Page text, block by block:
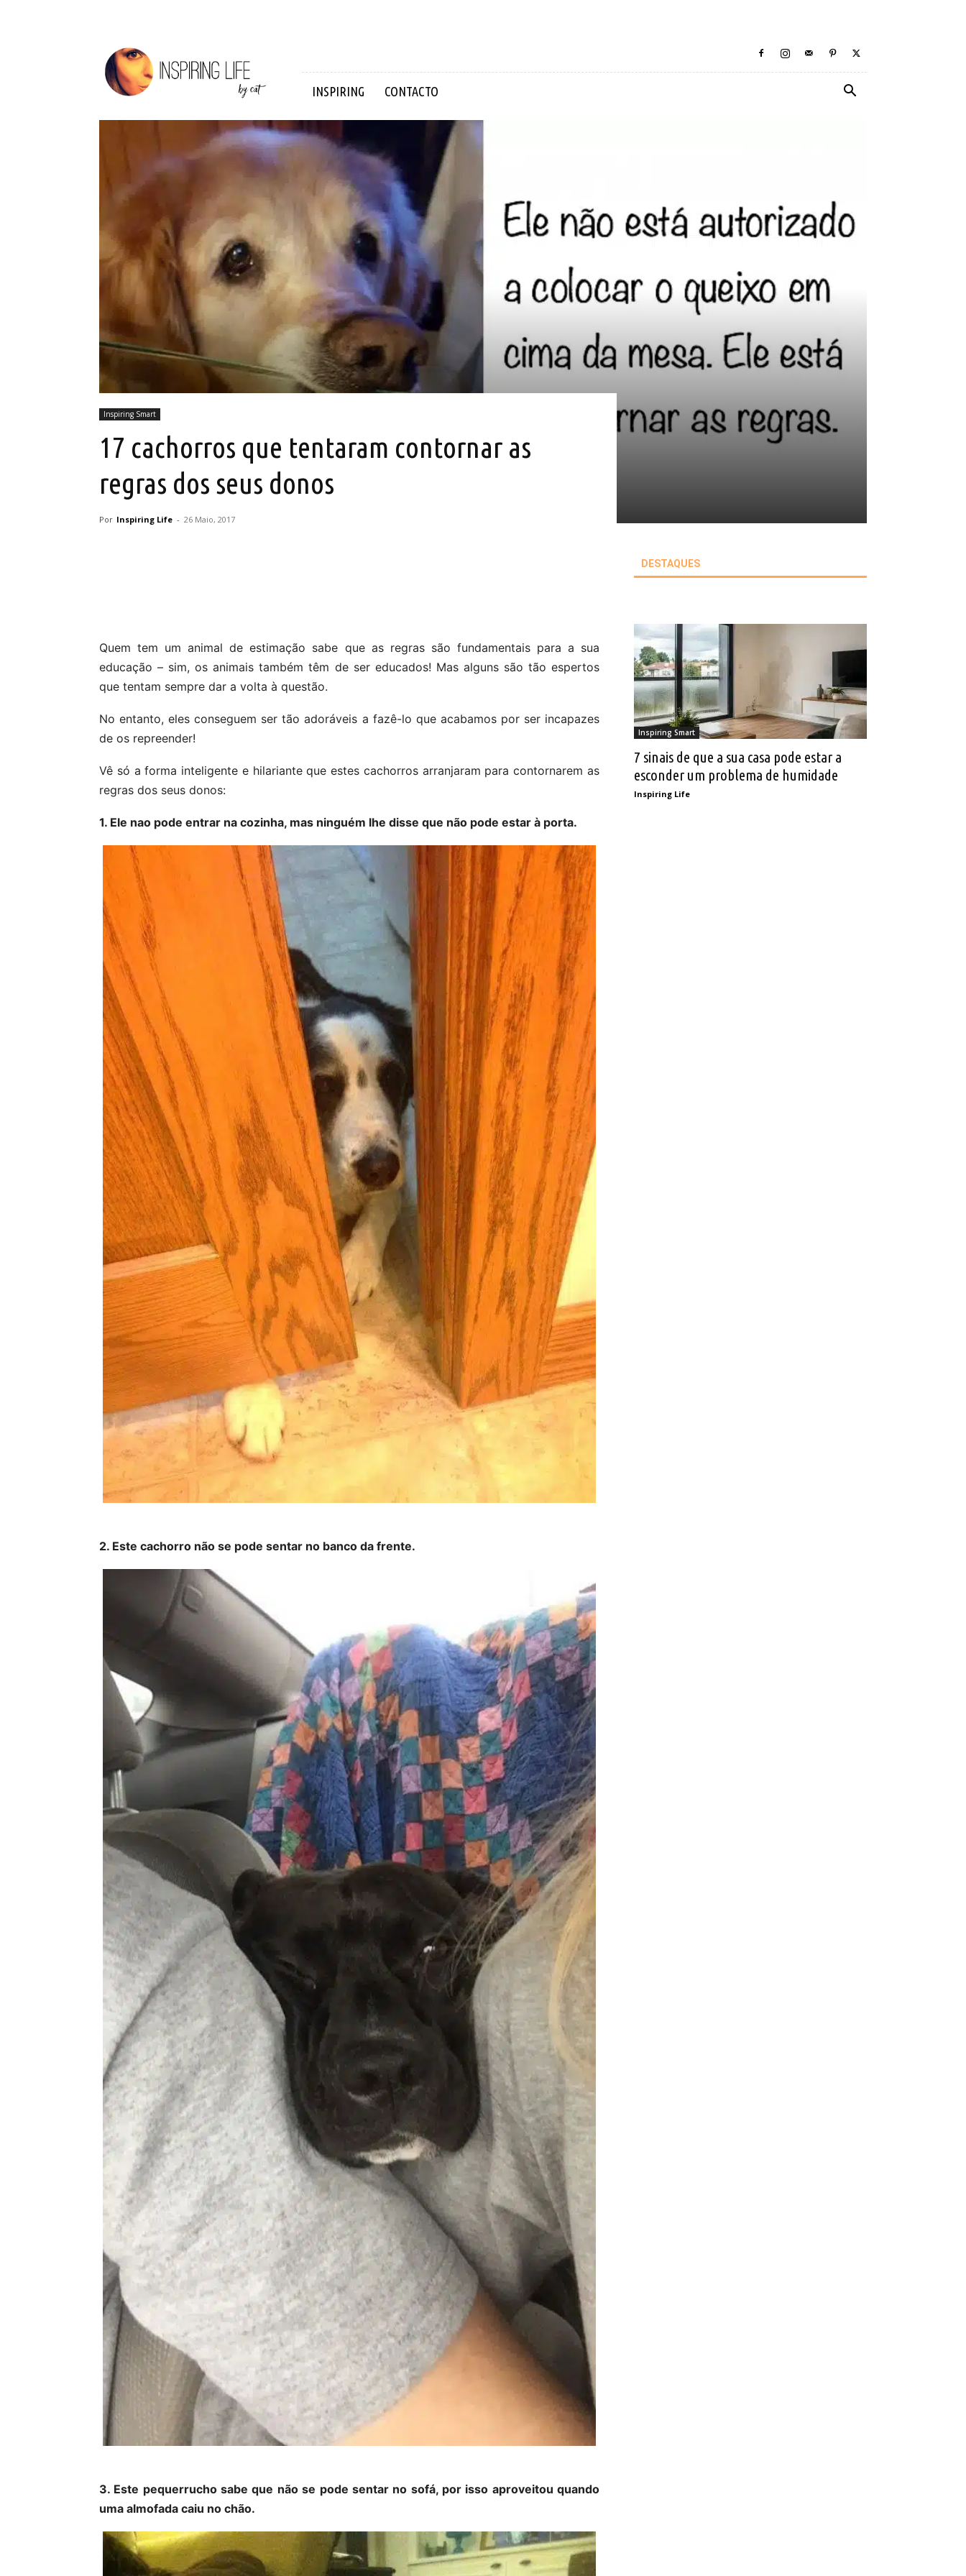
Inspiring
Life
INSPIRING CONTACTO
Inspiring Smart
17 cachorros que tentaram contornar as
regras dos seus donos
Por Inspiring Life - 26 Maio, 2017
Quem tem um animal de estimação sabe que as regras são fundamentais para a sua
educação – sim, os animais também têm de ser educados! Mas alguns são tão espertos
que tentam sempre dar a volta à questão.
No entanto, eles conseguem ser tão adoráveis a fazê-lo que acabamos por ser incapazes
de os repreender!
Vê só a forma inteligente e hilariante que estes cachorros arranjaram para contornarem as
regras dos seus donos:
1. Ele nao pode entrar na cozinha, mas ninguém lhe disse que não pode estar à porta.
2. Este cachorro não se pode sentar no banco da frente.
3. Este pequerrucho sabe que não se pode sentar no sofá, por isso aproveitou quando
uma almofada caiu no chão.
DESTAQUES
Inspiring Smart
7 sinais de que a sua casa pode estar a
esconder um problema de humidade
Inspiring Life